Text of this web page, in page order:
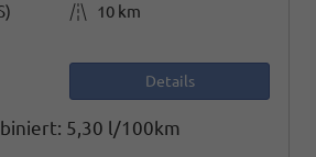
Kilometerstand
10 km
Details
5,30 l/100km